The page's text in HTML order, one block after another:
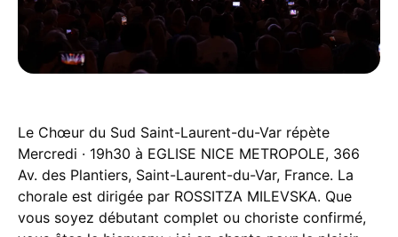
Le Chœur du Sud Saint-Laurent-du-Var répète
Mercredi · 19h30 à EGLISE NICE METROPOLE, 366
Av. des Plantiers, Saint-Laurent-du-Var, France. La
chorale est dirigée par ROSSITZA MILEVSKA. Que
vous soyez débutant complet ou choriste confirmé,